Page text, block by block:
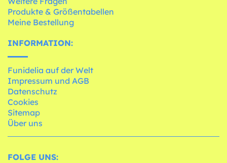
Produkte & Größentabellen
Meine Bestellung
INFORMATION:
Funidelia auf der Welt
Impressum und AGB
Datenschutz
Cookies
Sitemap
Über uns
FOLGE UNS: